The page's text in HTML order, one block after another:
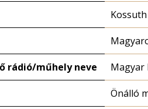
Kossuth
rádió/műhely neve Magyar
Önálló